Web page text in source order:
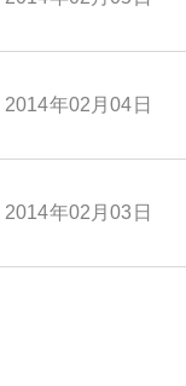
2014年02月04日
2014年02月03日